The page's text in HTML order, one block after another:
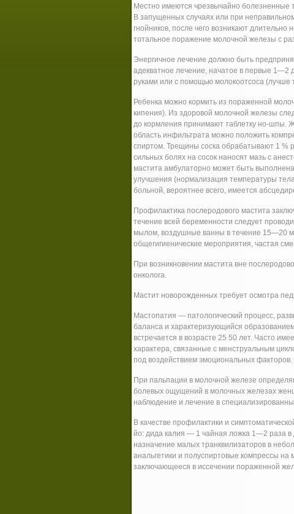
Местно имеются чрезвычайно болезненные
В запущенных случаях или при
гнойников, после чего возникают
тотальное поражение молочной железы с
Энергичное лечение должно быть
адекватное лечение, начатое в первые
руками или с помощью молокоотсоса (лучше
Ребенка можно кормить из пораженной
кипения). Из здоровой молочной железы
до кормления принимают таблетку но-шпы.
область инфильтрата можно положить
спиртом. Трещины соска обрабатывают 1 %
сильных болях на сосок наносят мазь с
мастита амбулаторно может быть
улучшения (нормализация температуры
больной, вероятнее всего, имеется
Профилактика послеродового мастита
течение всей беременности следует
мылом, воздушные ванны в течение 15—20
общегигиенические мероприятия, частая
При возникновении мастита вне
онколога.
Мастит новорожденных требует осмотра
Мастопатия — патологический процесс,
баланса и характеризующийся
встречается в возрасте 25 50 лет. Часто
характера, связанные с менструальным
под воздействием эмоциональных факторов.
При пальпации в молочной железе
болевых ощущений в молочных железах
наблюдение и лечение в
В качестве профилактики и
йо: дида калия — 1 чайная ложка 1—2 раза
назначение малых транквилизаторов в
анальгетики и полуспиртовые компрессы
заключающееся в иссечении пораженной